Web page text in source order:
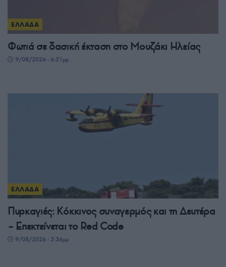
ΕΛΛΑΔΑ
Φωτιά σε δασική έκταση στο Μουζάκι Ηλείας
9/08/2026 - 6:51μμ
ΕΛΛΑΔΑ
Πυρκαγιές: Κόκκινος συναγερμός και τη Δευτέρα
– Επεκτείνεται το Red Code
9/08/2026 - 3:36μμ